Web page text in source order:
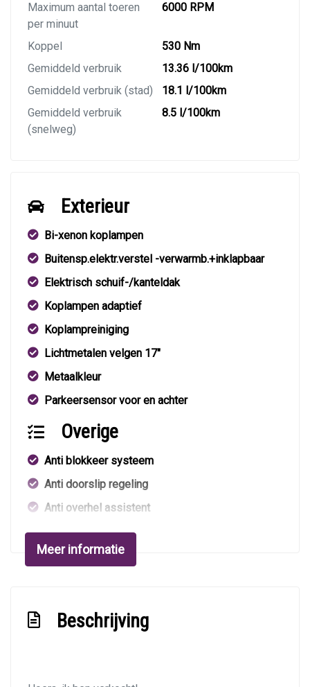
Maximum aantal toeren
per minuut
6000 RPM
Koppel
530 Nm
Gemiddeld verbruik
13.36 l/100km
Gemiddeld verbruik (stad)
18.1 l/100km
Gemiddeld verbruik
(snelweg)
8.5 l/100km
Exterieur
Bi-xenon koplampen
Buitensp.elektr.verstel -verwarmb.+inklapbaar
Elektrisch schuif-/kanteldak
Koplampen adaptief
Koplampreiniging
Lichtmetalen velgen 17"
Metaalkleur
Parkeersensor voor en achter
Overige
Anti blokkeer systeem
Anti doorslip regeling
Anti overhel assistent
Brake assist system
Hoofd airbag(s) achter
Interieur
Meer informatie
Beschrijving